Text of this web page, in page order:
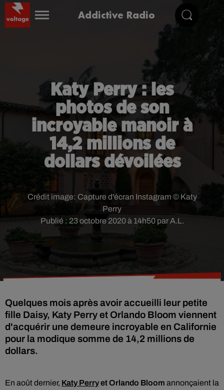
Addictive Radio
Katy Perry : les
photos de son
incroyable manoir à
14,2 millions de
dollars dévoilées
Publié : 23 octobre 2020 à 14h50 par A.L.
Crédit image: Capture d'écran Instagram © Katy
Perry
Quelques mois après avoir accueilli leur petite
fille Daisy, Katy Perry et Orlando Bloom viennent
d'acquérir une demeure incroyable en Californie
pour la modique somme de 14,2 millions de
dollars.
En août dernier, Katy Perryet Orlando Bloom annonçaient la